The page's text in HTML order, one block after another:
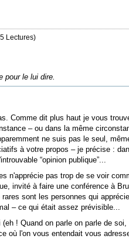
Lectures)
pour le lui dire.
Comme dit plus haut je vous
– ou dans la même
ne suis pas le seul,
à votre propos – je précise :
“opinion publique”...
n'apprécie pas trop de se voir
invité à faire une conférence à
sont les personnes qui
– ce qui était assez prévisible...
! Quand on parle on parle de
l'on vous entendait vous